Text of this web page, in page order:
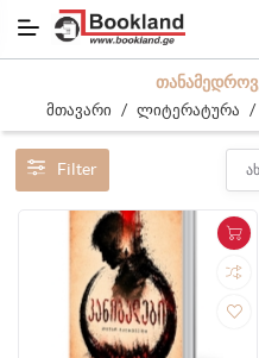
მთავარი / ლიტერატურა /
Filter